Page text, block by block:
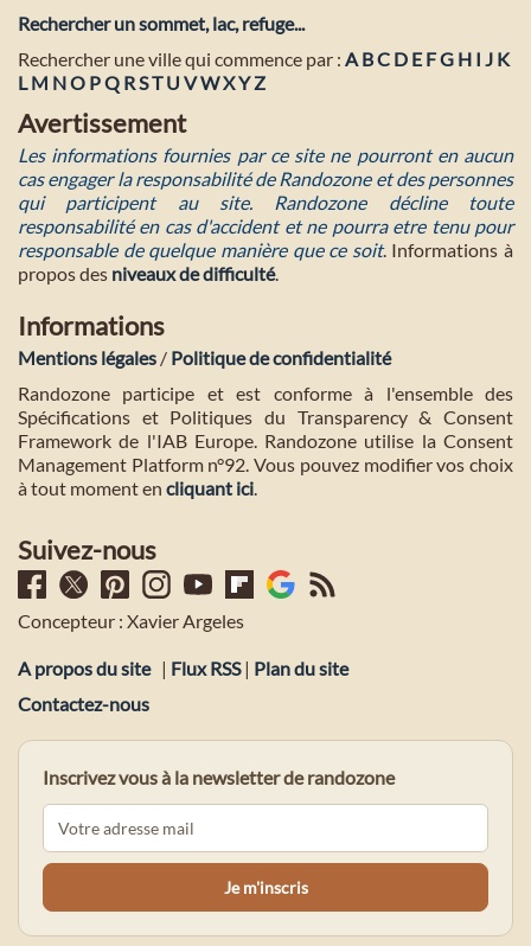
Rechercher un sommet, lac, refuge...
Rechercher une ville qui commence par : A BC D E FG H I J K
L M NO PQ RST U VWXYZ
Avertissement
Les informations fournies par ce site ne pourront en aucun
cas engager la responsabilité de Randozone et des personnes
qui participent au site. Randozone décline toute
responsabilité en cas d'accident et ne pourra etre tenu pour
responsable de quelque manière que ce soit. Informations à
propos des niveaux de difficulté.
Informations
Mentions légales / Politique de confidentialité
Randozone participe et est conforme à l'ensemble des
Spécifications et Politiques du Transparency & Consent
Framework de l'IAB Europe. Randozone utilise la Consent
Management Platform n°92. Vous pouvez modifier vos choix
à tout moment en cliquant ici.
Suivez-nous
Concepteur : Xavier Argeles
A propos du site | Flux RSS| Plan du site
Contactez-nous
Inscrivez vous à la newsletter de randozone